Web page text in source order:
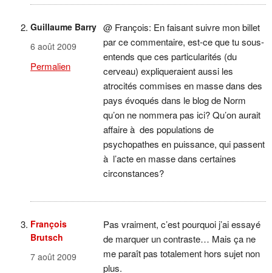
Guillaume Barry
6 août 2009
Permalien
@ François: En faisant suivre mon billet
par ce commentaire, est-ce que tu sous-
entends que ces particularités (du
cerveau) expliqueraient aussi les
atrocités commises en masse dans des
pays évoqués dans le blog de Norm
qu’on ne nommera pas ici? Qu’on aurait
affaire à des populations de
psychopathes en puissance, qui passent
à l’acte en masse dans certaines
circonstances?
François
Brutsch
7 août 2009
Pas vraiment, c’est pourquoi j’ai essayé
de marquer un contraste… Mais ça ne
me paraît pas totalement hors sujet non
plus.